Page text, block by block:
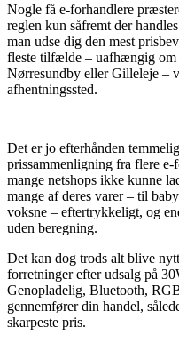
Nogle få e-forhandlere
reglen kun såfremt der
man udse dig den mest
fleste tilfælde – uafhængig
Nørresundby eller Gilleleje –
afhentningssted.
Det er jo efterhånden
prissammenligning fra flere
mange netshops ikke kunne
mange af deres varer – til
voksne – eftertrykkeligt, og
uden beregning.
Det kan dog trods alt blive
forretninger efter udsalg på
Genopladelig, Bluetooth,
gennemfører din handel,
skarpeste pris.